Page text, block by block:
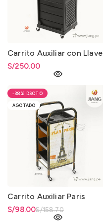
Carrito Auxiliar con Llave
S/250.00
-38%
AGOTADO
Carrito Auxiliar Paris
S/158.70
El precio original era:
S/98.00
El precio actual es: S/98.00.